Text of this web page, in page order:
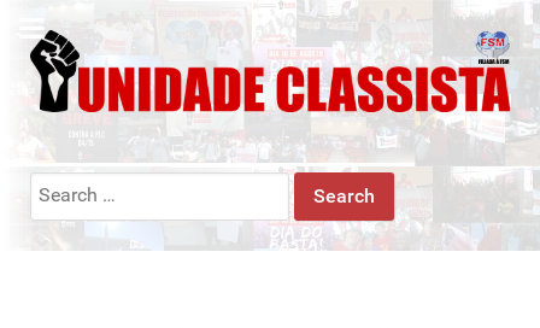
Search